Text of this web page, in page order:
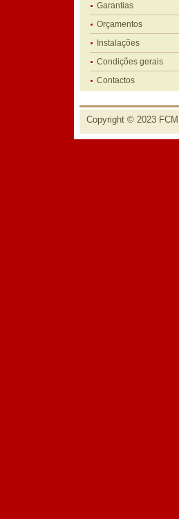
Garantias
Orçamentos
Instalações
Condições gerais
Contactos
Copyright © 2023